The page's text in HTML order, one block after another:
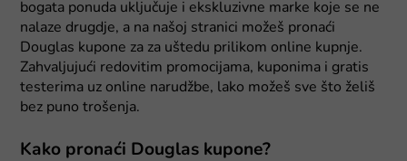
bogata ponuda uključuje i ekskluzivne marke koje se ne
nalaze drugdje, a na našoj stranici možeš pronaći
Douglas kupone za za uštedu prilikom online kupnje.
Zahvaljujući redovitim promocijama, kuponima i gratis
testerima uz online narudžbe, lako možeš sve što želiš
bez puno trošenja.
Kako pronaći Douglas kupone?